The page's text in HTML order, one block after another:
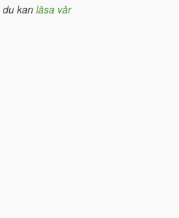
kan läsa vår